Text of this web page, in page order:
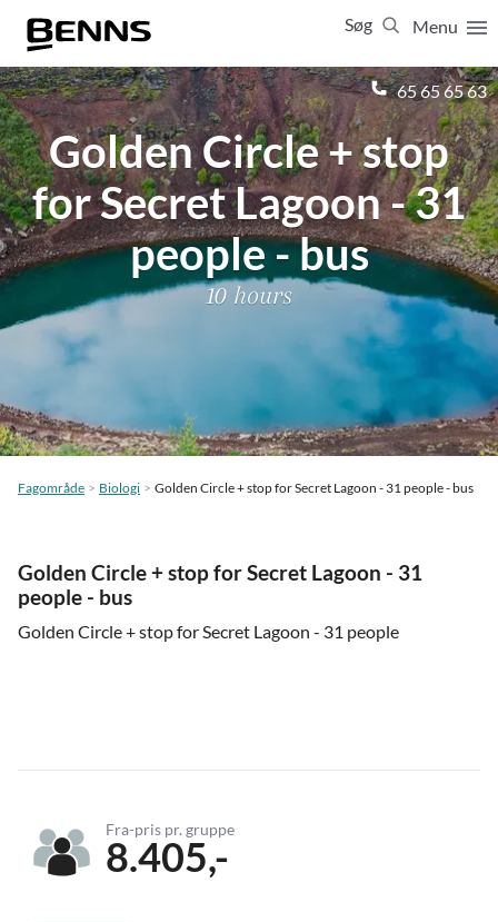
Menu
Søg
65 65 65 63
Golden Circle + stop
for Secret Lagoon - 31
people - bus
10 hours
Fagområde Biologi Golden Circle + stop for Secret Lagoon - 31 people - bus
Golden Circle + stop for Secret Lagoon - 31
people - bus
Golden Circle + stop for Secret Lagoon - 31 people
Fra-pris pr. gruppe
8.405,-
Luk
Vis resultater for: Alle
Ferierejser
Firma- og temarejser
Studierejser